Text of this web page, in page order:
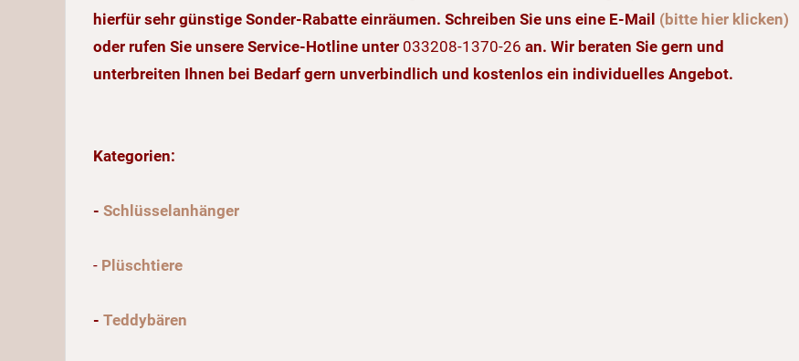
hierfür sehr günstige Sonder-Rabatte einräumen. Schreiben Sie uns eine E-Mail (bitte hier klicken)
oder rufen Sie unsere Service-Hotline unter 033208-1370-26 an. Wir beraten Sie gern und
unterbreiten Ihnen bei Bedarf gern unverbindlich und kostenlos ein individuelles Angebot.
Kategorien:
- Schlüsselanhänger
- Plüschtiere
- Teddybären